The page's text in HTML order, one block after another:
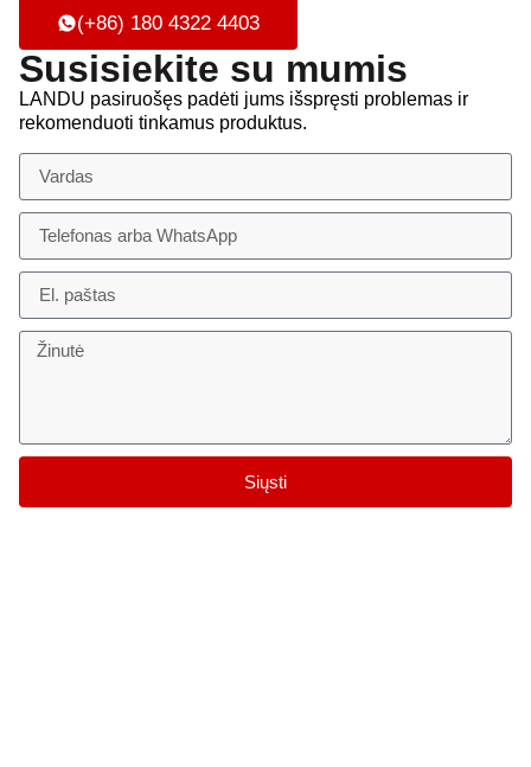
(+86) 180 4322 4403
Susisiekite su mumis
LANDU pasiruošęs padėti jums išspręsti problemas ir
rekomenduoti tinkamus produktus.
Siųsti